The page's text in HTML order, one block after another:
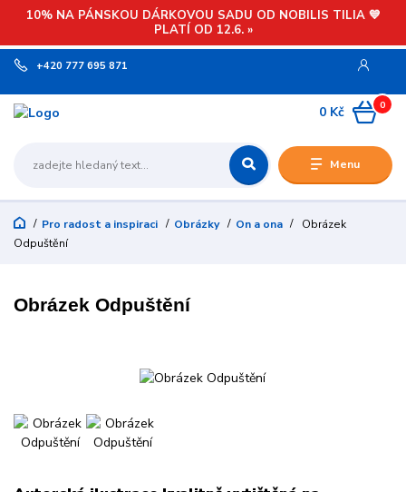
10% NA PÁNSKOU DÁRKOVOU SADU OD NOBILIS TILIA 💙
PLATÍ OD 12.6. »
Menu
+420 777 695 871
0
0 Kč
Pro radost a inspiraci Obrázky On a ona
Obrázek
Odpuštění
Obrázek Odpuštění